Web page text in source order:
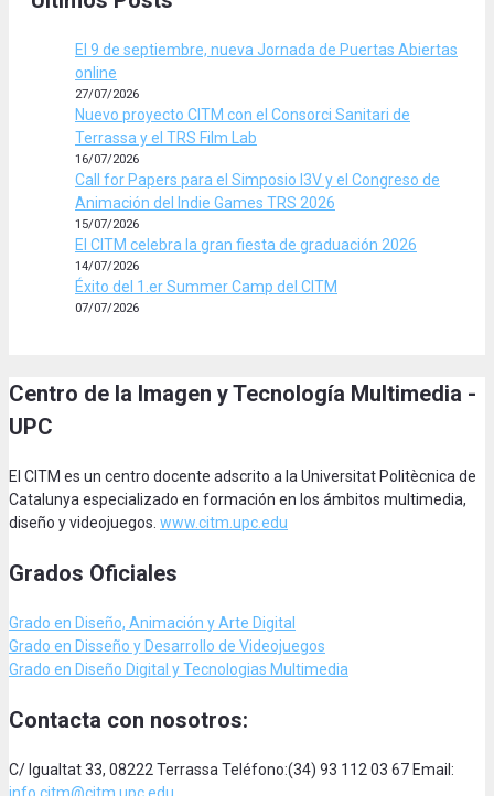
El 9 de septiembre, nueva Jornada de Puertas Abiertas
online
27/07/2026
Nuevo proyecto CITM con el Consorci Sanitari de
Terrassa y el TRS Film Lab
16/07/2026
Call for Papers para el Simposio I3V y el Congreso de
Animación del Indie Games TRS 2026
15/07/2026
El CITM celebra la gran fiesta de graduación 2026
14/07/2026
Éxito del 1.er Summer Camp del CITM
07/07/2026
Centro de la Imagen y Tecnología Multimedia -
UPC
El CITM es un centro docente adscrito a la Universitat Politècnica de
Catalunya especializado en formación en los ámbitos multimedia,
diseño y videojuegos. www.citm.upc.edu
Grados Oficiales
Grado en Diseño, Animación y Arte Digital
Grado en Disseño y Desarrollo de Videojuegos
Grado en Diseño Digital y Tecnologias Multimedia
Contacta con nosotros:
C/ Igualtat 33, 08222 Terrassa Teléfono:(34) 93 112 03 67 Email: